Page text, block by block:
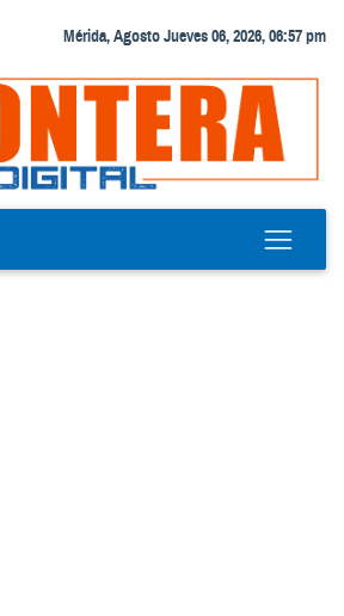
Mérida, Agosto Jueves 06, 2026, 06:57 pm